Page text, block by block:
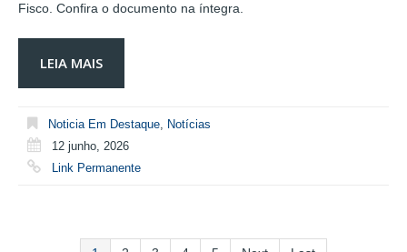
Fisco. Confira o documento na íntegra.
LEIA MAIS
Noticia Em Destaque, Notícias
12 junho, 2026
Link Permanente